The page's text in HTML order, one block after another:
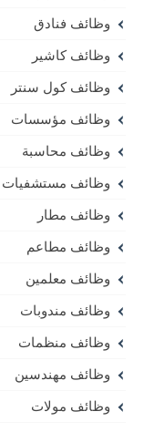
وظائف فنادق
وظائف كاشير
وظائف كول سنتر
وظائف مؤسسات
وظائف محاسبة
وظائف مستشفيات
وظائف مطار
وظائف مطاعم
وظائف معلمين
وظائف مندوبات
وظائف منظمات
وظائف مهندسين
وظائف مولات